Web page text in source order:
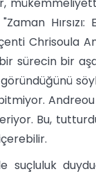
Chrisoula
sürecin bir
Bu,
suçluluk